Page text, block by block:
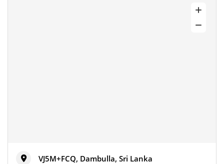
VJ5M+FCQ, Dambulla, Sri Lanka